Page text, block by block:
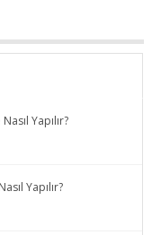
Yapılır?
Yapılır?